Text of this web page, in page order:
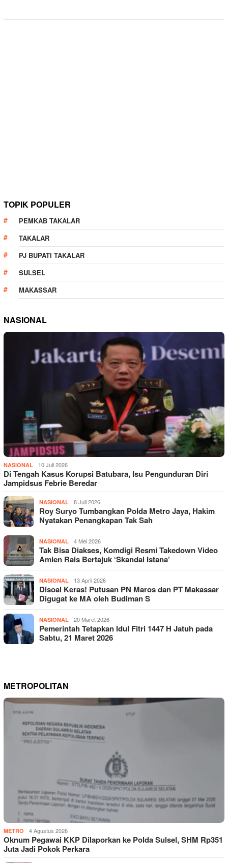
TOPIK POPULER
PEMKAB TAKALAR
TAKALAR
PJ BUPATI TAKALAR
SULSEL
MAKASSAR
NASIONAL
NASIONAL 10 Juli 2026
Di Tengah Kasus Korupsi Batubara, Isu Pengunduran Diri
Jampidsus Febrie Beredar
NASIONAL 8 Juli 2026
Roy Suryo Tumbangkan Polda Metro Jaya, Hakim
Nyatakan Penangkapan Tak Sah
NASIONAL 4 Mei 2026
Tak Bisa Diakses, Komdigi Resmi Takedown Video
Amien Rais Bertajuk ‘Skandal Istana’
NASIONAL 13 April 2026
Disoal Keras! Putusan PN Maros dan PT Makassar
Digugat ke MA oleh Budiman S
NASIONAL 20 Maret 2026
Pemerintah Tetapkan Idul Fitri 1447 H Jatuh pada
Sabtu, 21 Maret 2026
METROPOLITAN
METRO 4 Agustus 2026
Oknum Pegawai KKP Dilaporkan ke Polda Sulsel, SHM Rp351
Juta Jadi Pokok Perkara